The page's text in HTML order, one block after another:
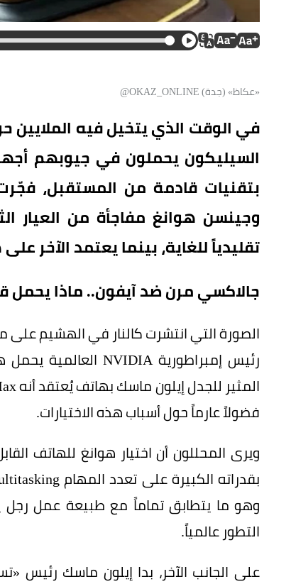
«عكاظ» (جدة) OKAZ_ONLINE@
في الوقت الذي يتخيل فيه الملايين
السيليكون يحملون في جيوبهم
بتقنيات قادمة من المستقبل،
وجينسن هوانغ مفاجأة من العيار
تقليدياً للغاية، بينما يعتمد الآخر
جالاكسي مرن ضد آيفون.. ماذا يحمل
الصورة التي انتشرت كالنار في الهشيم
فضولاً عارماً حول أسباب هذه الاختيارات.
ويرى المحللون أن اختيار هوانغ للهاتف
وهو ما يتطابق تماماً مع طبيعة عمل رجل
التطور عالمياً.